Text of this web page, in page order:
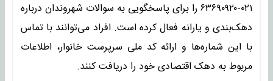
۰۲۱-۶۳۶۹۰۹۲۰ را برای پاسخگویی به سوالات شهروندان درباره
دهک‌بندی و یارانه فعال کرده است. افراد می‌توانند با تماس
با این شماره‌ها و ارائه کد ملی سرپرست خانوار، اطلاعات
مربوط به دهک اقتصادی خود را دریافت کنند.